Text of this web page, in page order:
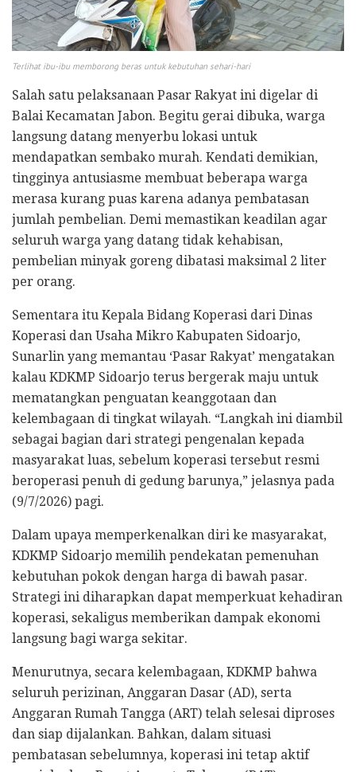
Terlihat ibu-ibu memborong beras untuk kebutuhan sehari-hari
Salah satu pelaksanaan Pasar Rakyat ini digelar di
Balai Kecamatan Jabon. Begitu gerai dibuka, warga
langsung datang menyerbu lokasi untuk
mendapatkan sembako murah. Kendati demikian,
tingginya antusiasme membuat beberapa warga
merasa kurang puas karena adanya pembatasan
jumlah pembelian. Demi memastikan keadilan agar
seluruh warga yang datang tidak kehabisan,
pembelian minyak goreng dibatasi maksimal 2 liter
per orang.
Sementara itu Kepala Bidang Koperasi dari Dinas
Koperasi dan Usaha Mikro Kabupaten Sidoarjo,
Sunarlin yang memantau ‘Pasar Rakyat’ mengatakan
kalau KDKMP Sidoarjo terus bergerak maju untuk
mematangkan penguatan keanggotaan dan
kelembagaan di tingkat wilayah. “Langkah ini diambil
sebagai bagian dari strategi pengenalan kepada
masyarakat luas, sebelum koperasi tersebut resmi
beroperasi penuh di gedung barunya,” jelasnya pada
(9/7/2026) pagi.
​Dalam upaya memperkenalkan diri ke masyarakat,
KDKMP Sidoarjo memilih pendekatan pemenuhan
kebutuhan pokok dengan harga di bawah pasar.
Strategi ini diharapkan dapat memperkuat kehadiran
koperasi, sekaligus memberikan dampak ekonomi
langsung bagi warga sekitar.
Menurutnya, secara kelembagaan, KDKMP bahwa
seluruh perizinan, Anggaran Dasar (AD), serta
Anggaran Rumah Tangga (ART) telah selesai diproses
dan siap dijalankan. Bahkan, dalam situasi
pembatasan sebelumnya, koperasi ini tetap aktif